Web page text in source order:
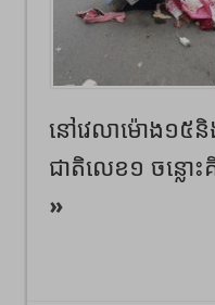
នៅវេលាម៉ោង១៥និ
ជាតិលេខ១ ចន្លោ
»